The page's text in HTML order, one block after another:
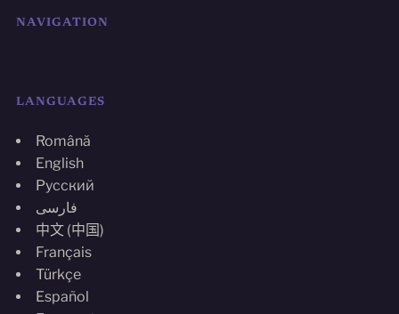
NAVIGATION
LANGUAGES
Română
English
Русский
فارسی
中文 (中国)
Français
Türkçe
Español